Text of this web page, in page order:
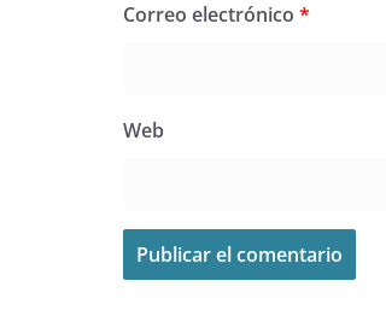
Correo electrónico *
Web